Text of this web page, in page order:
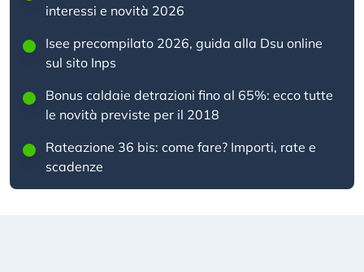
interessi e novità 2026
Isee precompilato 2026, guida alla Dsu online
sul sito Inps
Bonus caldaie detrazioni fino al 65%: ecco tutte
le novità previste per il 2018
Rateazione 36 bis: come fare? Importi, rate e
scadenze